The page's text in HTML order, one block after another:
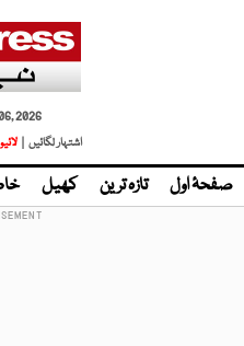
2026
اشتہار لگائیں |
صفحۂ اول تازہ ترین کھیل